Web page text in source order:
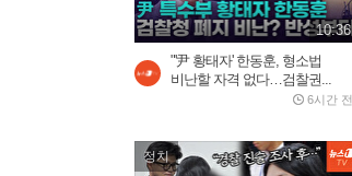
10:36
"'尹 황태자' 한동훈, 형소법
비난할 자격 없다…검찰권...
6시간 전
정치